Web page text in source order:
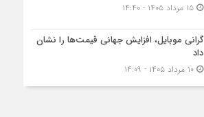
۱۵ مرداد ۱۴۰۵ - ۱۴:۴۰
گرانی موبایل، افزایش جهانی قیمت‌ها را نشان
داد
۱۰ مرداد ۱۴۰۵ - ۱۴:۰۹